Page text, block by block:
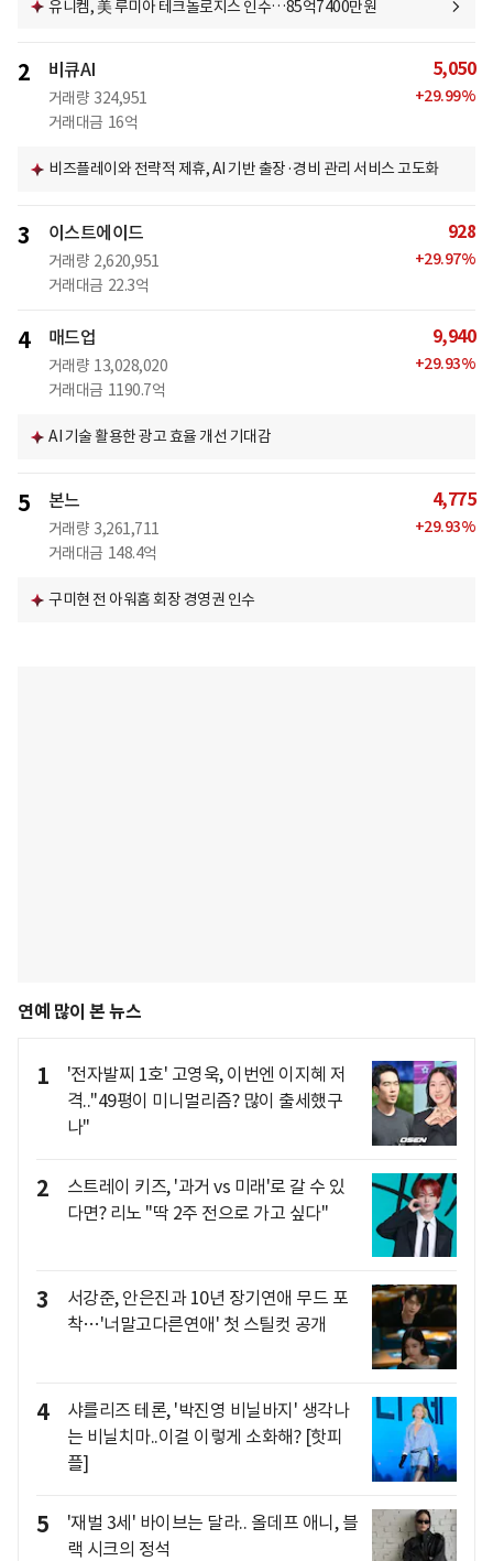
유니켐, 美 루미아 테크놀로지스 인수…85억7400만원
2 비큐AI
거래량 324,951
거래대금 16억
5,050
+29.99%
비즈플레이와 전략적 제휴, AI 기반 출장·경비 관리 서비스 고도화
3 이스트에이드
거래량 2,620,951
거래대금 22.3억
928
+29.97%
4 매드업
거래량 13,028,020
거래대금 1190.7억
9,940
+29.93%
AI 기술 활용한 광고 효율 개선 기대감
5 본느
거래량 3,261,711
거래대금 148.4억
4,775
+29.93%
구미현 전 아워홈 회장 경영권 인수
연예 많이 본 뉴스
1
'전자발찌 1호' 고영욱, 이번엔 이지혜 저
격.."49평이 미니멀리즘? 많이 출세했구
나"
2
스트레이 키즈, '과거 vs 미래'로 갈 수 있
다면? 리노 "딱 2주 전으로 가고 싶다"
3
서강준, 안은진과 10년 장기연애 무드 포
착…'너말고다른연애' 첫 스틸컷 공개
4
샤를리즈 테론, '박진영 비닐바지' 생각나
는 비닐치마..이걸 이렇게 소화해? [핫피
플]
5
'재벌 3세' 바이브는 달라.. 올데프 애니, 블
랙 시크의 정석